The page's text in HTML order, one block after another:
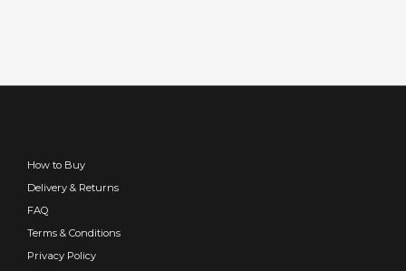
How to Buy
Delivery & Returns
FAQ
Terms & Conditions
Privacy Policy